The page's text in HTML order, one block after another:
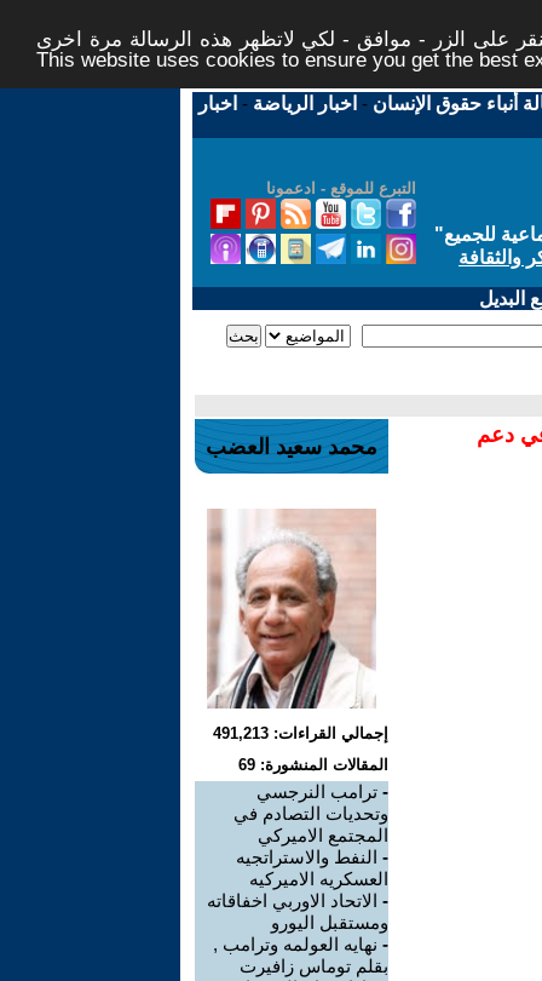
على الزر - موافق - لكي لاتظهر هذه الرسالة مرة اخرى -
This website uses cookies to ensure you get the best
أنباء حقوق الإنسان - اخبار الرياضة - اخبار
التبرع للموقع - ادعمونا
للجميع"
والثقافة
البديل
في دعم
محمد سعيد العضب
إجمالي القراءات: 491,213
المقالات المنشورة: 69
- ترامب النرجسي
وتحديات التصادم في
المجتمع الاميركي
- النفط والاستراتجيه
العسكريه الاميركيه
- الاتحاد الاوربي اخفاقاته
ومستقبل اليورو
- نهايه العولمه وترامب ,
بقلم توماس زافيرت